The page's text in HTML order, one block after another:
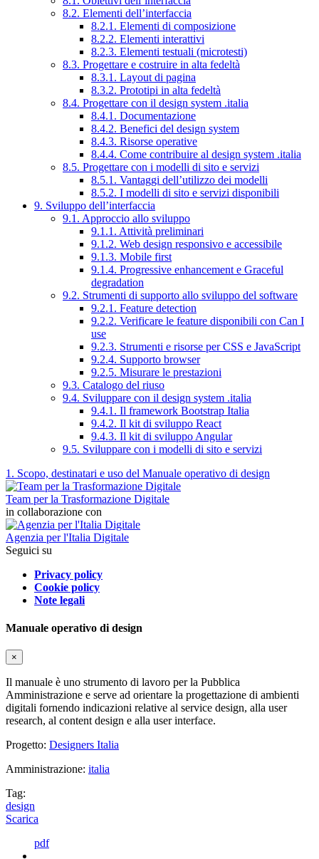
8.2. Elementi dell’interfaccia
8.2.1. Elementi di composizione
8.2.2. Elementi interattivi
8.2.3. Elementi testuali (microtesti)
8.3. Progettare e costruire in alta fedeltà
8.3.1. Layout di pagina
8.3.2. Prototipi in alta fedeltà
8.4. Progettare con il design system .italia
8.4.1. Documentazione
8.4.2. Benefici del design system
8.4.3. Risorse operative
8.4.4. Come contribuire al design system .italia
8.5. Progettare con i modelli di sito e servizi
8.5.1. Vantaggi dell’utilizzo dei modelli
8.5.2. I modelli di sito e servizi disponibili
9. Sviluppo dell’interfaccia
9.1. Approccio allo sviluppo
9.1.1. Attività preliminari
9.1.2. Web design responsivo e accessibile
9.1.3. Mobile first
9.1.4. Progressive enhancement e Graceful
degradation
9.2. Strumenti di supporto allo sviluppo del software
9.2.1. Feature detection
9.2.2. Verificare le feature disponibili con Can I
use
9.2.3. Strumenti e risorse per CSS e JavaScript
9.2.4. Supporto browser
9.2.5. Misurare le prestazioni
9.3. Catalogo del riuso
9.4. Sviluppare con il design system .italia
9.4.1. Il framework Bootstrap Italia
9.4.2. Il kit di sviluppo React
9.4.3. Il kit di sviluppo Angular
9.5. Sviluppare con i modelli di sito e servizi
1. Scopo, destinatari e uso del Manuale operativo di design
Team per la Trasformazione Digitale
in collaborazione con
Agenzia per l'Italia Digitale
Seguici su
Privacy policy
Cookie policy
Note legali
Manuale operativo di design
×
Il manuale è uno strumento di lavoro per la Pubblica
Amministrazione e serve ad orientare la progettazione di ambienti
digitali fornendo indicazioni relative al service design, alla user
research, al content design e alla user interface.
Progetto: Designers Italia
Amministrazione: italia
Tag:
design
Scarica
pdf